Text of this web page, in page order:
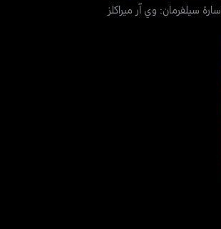
سارة سيلفرمان: وي آر ميراكلز